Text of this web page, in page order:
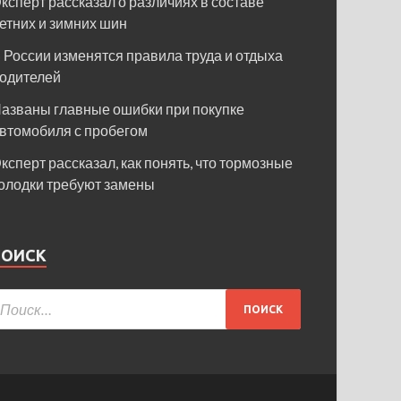
и зимних шин
России изменятся правила труда и отдыха
главные ошибки при покупке
с пробегом
рассказал, как понять, что тормозные
требуют замены